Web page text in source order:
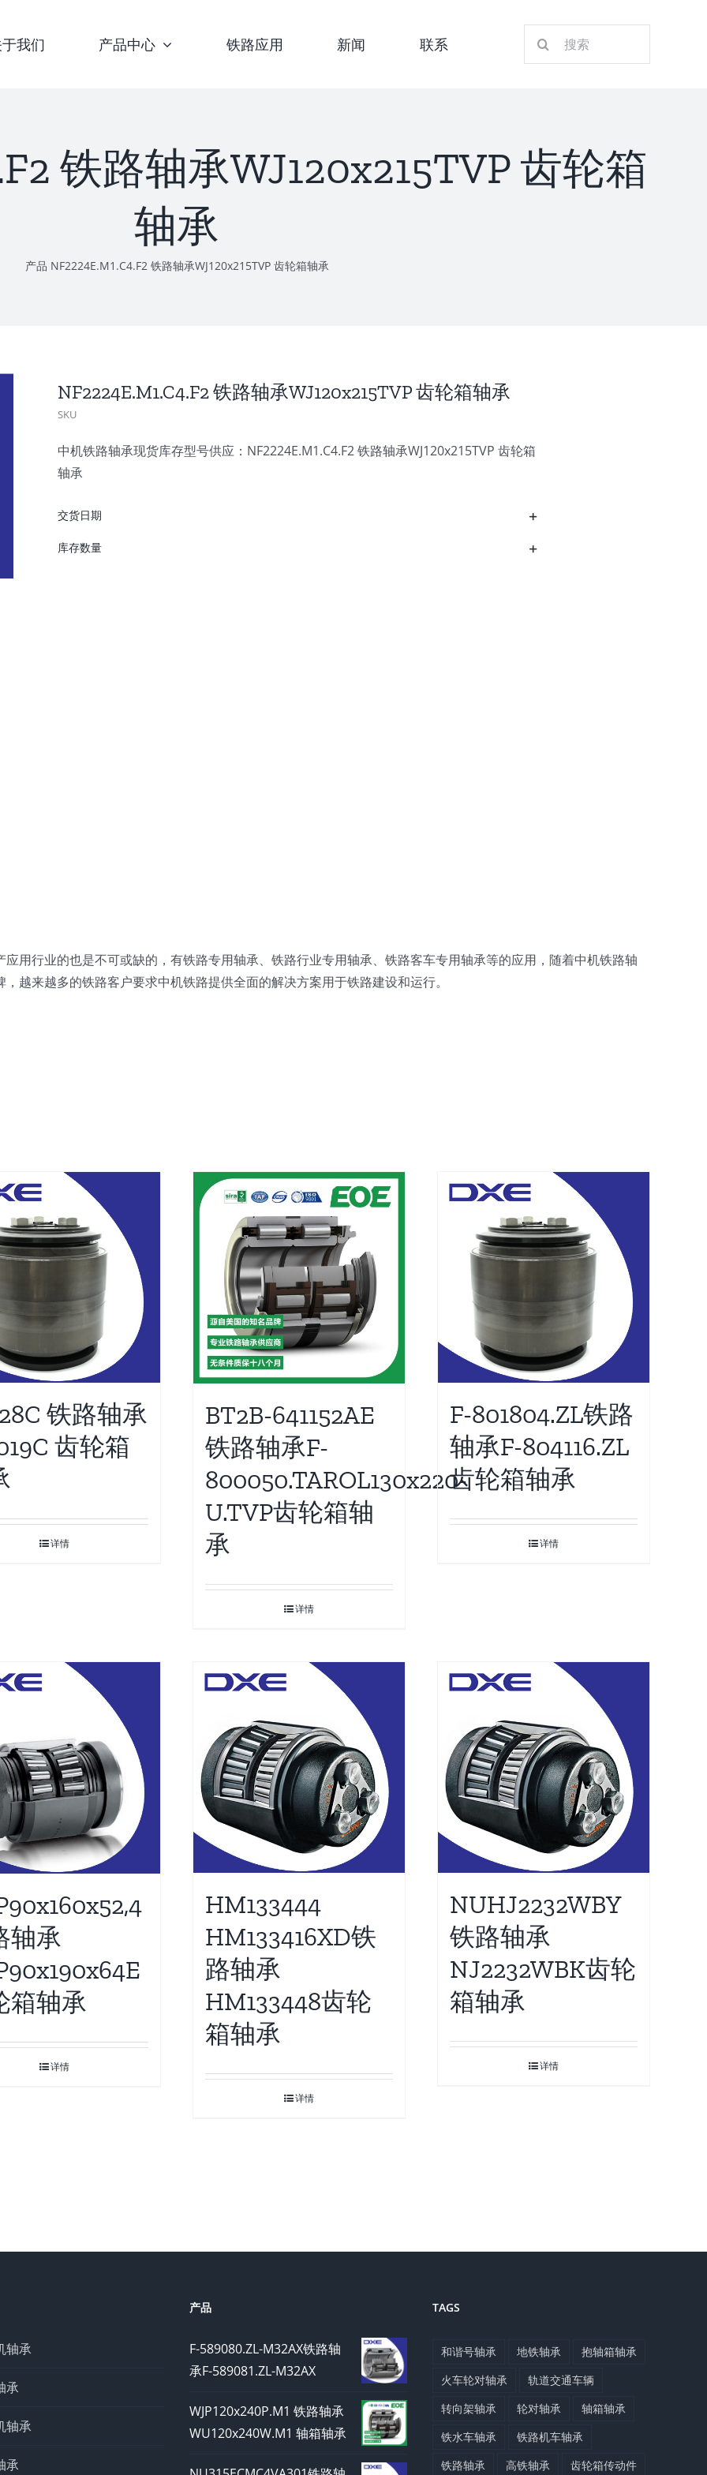
我们 产品中心 铁路应用 新闻 联系
铁路轴承WJ120x215TVP 齿轮箱
轴承
产品 NF2224E.M1.C4.F2 铁路轴承WJ120x215TVP 齿轮箱轴承
NF2224E.M1.C4.F2 铁路轴承WJ120x215TVP 齿轮箱轴承
SKU
中机铁路轴承现货库存型号供应：NF2224E.M1.C4.F2 铁路轴承WJ120x215TVP 齿轮箱
轴承
交货日期
库存数量
用行业的也是不可或缺的，有铁路专用轴承、铁路行业专用轴承、铁路客车专用轴承等的应用，随着中机铁路轴
越来越多的铁路客户要求中机铁路提供全面的解决方案用于铁路建设和运行。
铁路轴承
齿轮箱
详情
BT2B-641152AE
铁路轴承F-
800050.TAROL130x220-
U.TVP齿轮箱轴
承
详情
F-801804.ZL铁路
轴承F-804116.ZL
齿轮箱轴承
详情
轴承
箱轴承
详情
HM133444
HM133416XD铁
路轴承
HM133448齿轮
箱轴承
详情
NUHJ2232WBY
铁路轴承
NJ2232WBK齿轮
箱轴承
详情
轴承
承
轴承
承
产品
F-589080.ZL-M32AX铁路轴
承F-589081.ZL-M32AX
WJP120x240P.M1 铁路轴承
WU120x240W.M1 轴箱轴承
TAGS
和谐号轴承 地铁轴承
抱轴箱轴承
火车轮对轴承
轨道交通车辆
转向架轴承
轮对轴承
轴箱轴承
铁水车轴承
铁路机车轴承
铁路轴承
高铁轴承 齿轮箱传动件